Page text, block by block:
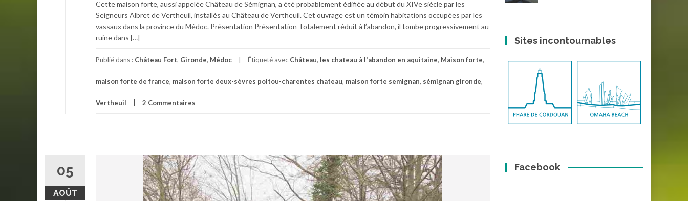
Cette maison forte, aussi appelée Château de Sémignan, a été probablement édifiée au début du XIVe siècle par les
Seigneurs Albret de Vertheuil, installés au Château de Vertheuil. Cet ouvrage est un témoin habitations occupées par les
vassaux dans la province du Médoc. Présentation Présentation Totalement réduit à l’abandon, il tombe progressivement au
ruine dans […]
Publié dans : Château Fort, Gironde, Médoc Étiqueté avec Château, les chateau à l'abandon en aquitaine, Maison forte,
maison forte de france, maison forte deux-sèvres poitou-charentes chateau, maison forte semignan, sémignan gironde,
Vertheuil 2 Commentaires
05
AOÛT
Sites incontournables
Facebook